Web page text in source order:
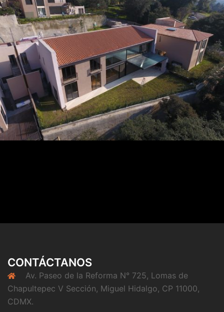
CONTÁCTANOS
Av. Paseo de la Reforma N° 725, Lomas de
Chapultepec V Sección, Miguel Hidalgo, CP 11000,
CDMX.